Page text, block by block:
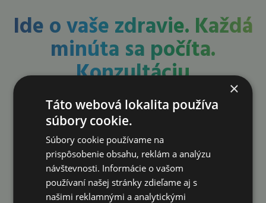
Ide o vaše zdravie. Každá
minúta sa počíta.
Konzultáciu
neodkladajte. Urobte
prvý krok už dnes!
Rezervovať konzultáciu
×
Táto webová lokalita používa
súbory cookie.
Súbory cookie používame na
prispôsobenie obsahu, reklám a analýzu
návštevnosti. Informácie o vašom
používaní našej stránky zdieľame aj s
našimi reklamnými a analytickými